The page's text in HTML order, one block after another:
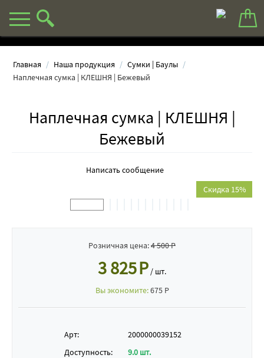
Главная / Наша продукция / Сумки | Баулы /
Наплечная сумка | КЛЕШНЯ | Бежевый
Наплечная сумка | КЛЕШНЯ |
Бежевый
Написать сообщение
Скидка 15%
Розничная цена:4 500Р
3 825Р / шт.
Вы экономите:675 Р
Арт:
2000000039152
Доступность:
9.0 шт.